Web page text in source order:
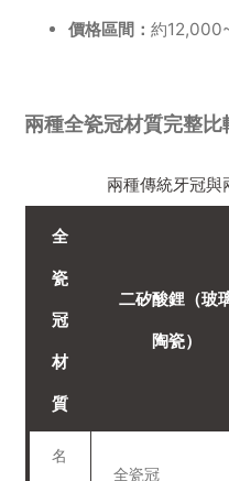
價格區間：約
兩種全瓷冠材質完整比
兩種傳統牙冠與
全
瓷
冠
材
質
二矽酸鋰（玻
陶瓷）
名
全瓷冠